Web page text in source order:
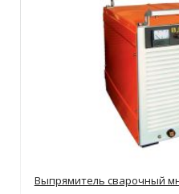
Выпрямитель сварочный